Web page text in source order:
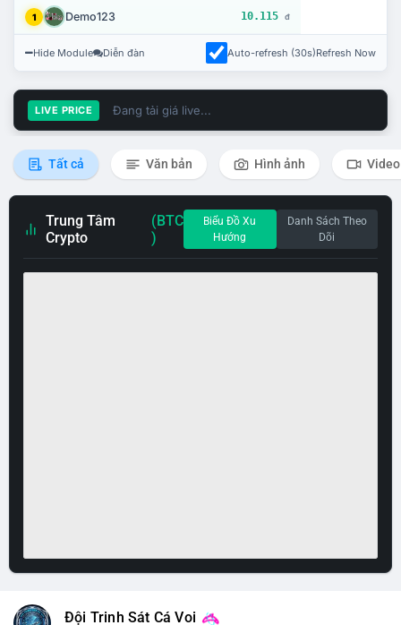
1 Demo123 10.115 đ
Hide Module Diễn đàn Auto-refresh (30s)Refresh Now
LIVE PRICE Đang tải giá live...
Tất cả Văn bản Hình ảnh Video
Trung Tâm
Crypto
(BTC
)
Biểu Đồ Xu
Hướng
Danh Sách Theo
Dõi
Đội Trinh Sát Cá Voi